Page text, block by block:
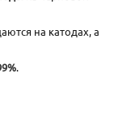
на катодах, а
.